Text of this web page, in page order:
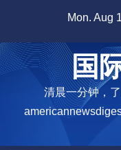
content
Mon. Aug
国
清晨一分钟，